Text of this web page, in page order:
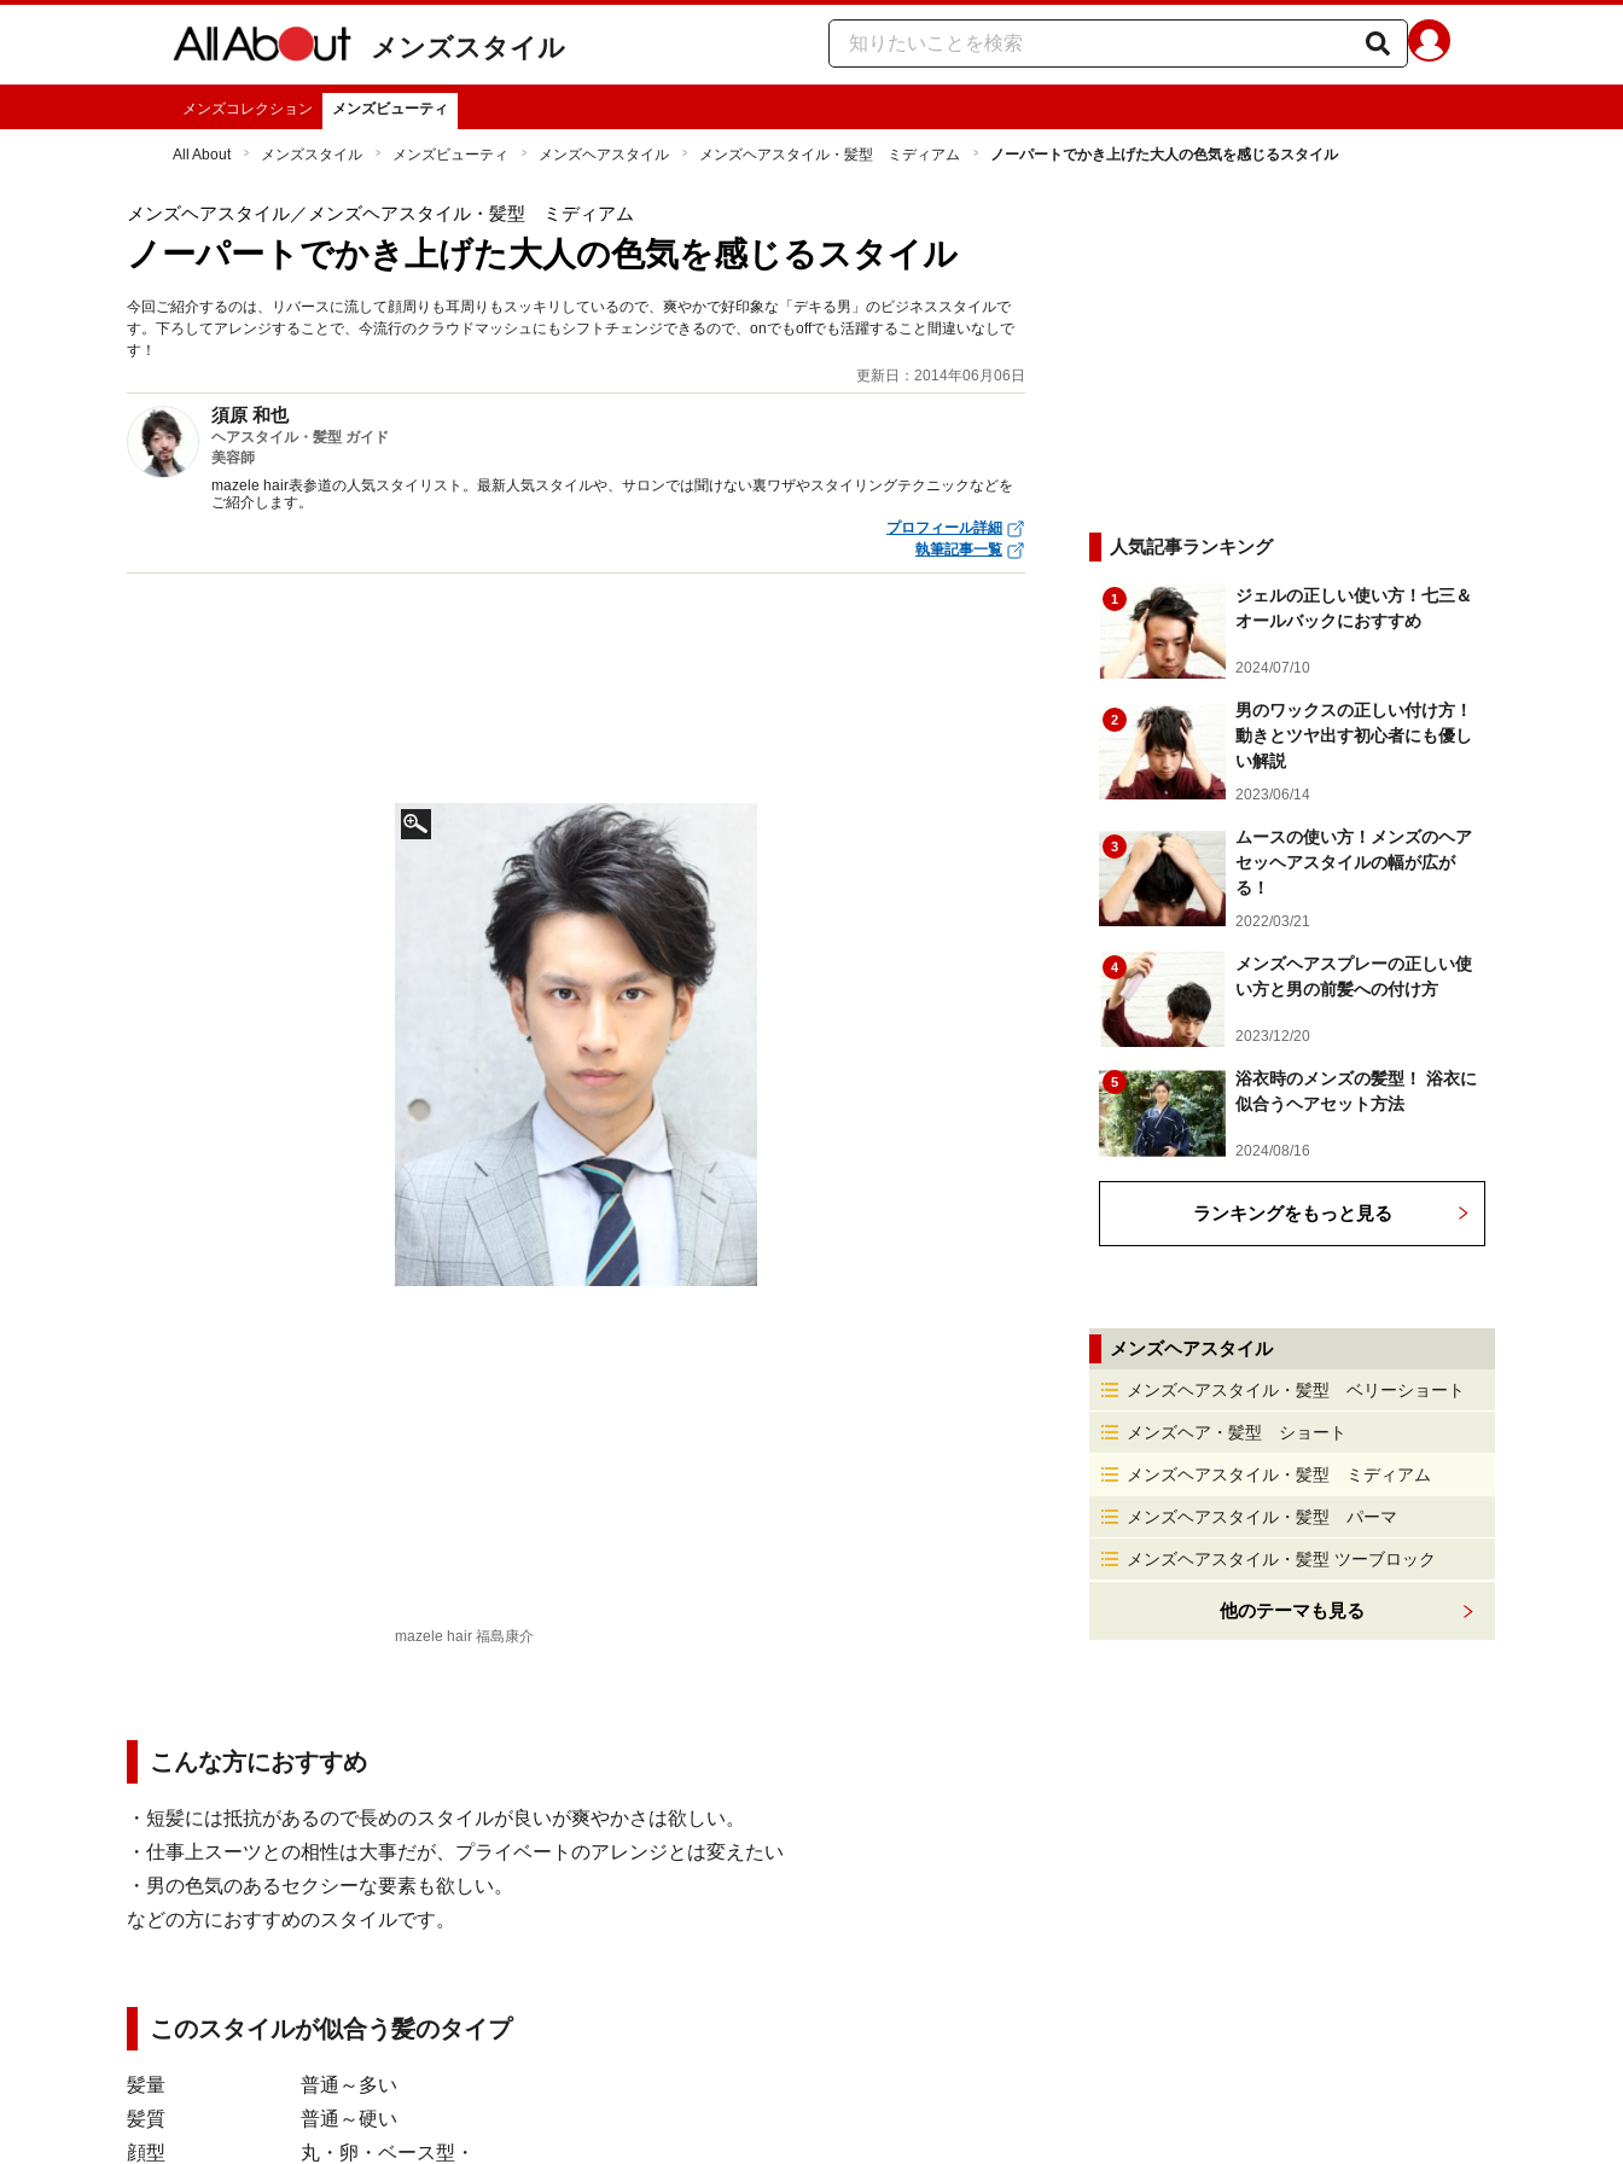
メンズスタイル
メンズコレクション メンズビューティ
All About メンズスタイル メンズビューティ メンズヘアスタイル メンズヘアスタイル・髪型 ミディアム ノーパートでかき上げた大人の色気を感じるスタイル
メンズヘアスタイル／メンズヘアスタイル・髪型 ミディアム
ノーパートでかき上げた大人の色気を感じるスタイル
今回ご紹介するのは、リバースに流して顔周りも耳周りもスッキリしているので、爽やかで好印象な「デキる男」のビジネススタイルで
す。下ろしてアレンジすることで、今流行のクラウドマッシュにもシフトチェンジできるので、onでもoffでも活躍すること間違いなしで
す！
更新日：2014年06月06日
須原 和也
ヘアスタイル・髪型 ガイド
美容師
mazele hair表参道の人気スタイリスト。最新人気スタイルや、サロンでは聞けない裏ワザやスタイリングテクニックなどを
ご紹介します。
プロフィール詳細
執筆記事一覧
mazele hair 福島康介
こんな方におすすめ
・短髪には抵抗があるので長めのスタイルが良いが爽やかさは欲しい。
・仕事上スーツとの相性は大事だが、プライベートのアレンジとは変えたい
・男の色気のあるセクシーな要素も欲しい。
などの方におすすめのスタイルです。
このスタイルが似合う髪のタイプ
髪量 普通～多い
髪質 普通～硬い
顔型 丸・卵・ベース型・
人気記事ランキング
1
ジェルの正しい使い方！七三＆
オールバックにおすすめ
2024/07/10
2
男のワックスの正しい付け方！
動きとツヤ出す初心者にも優し
い解説
2023/06/14
3
ムースの使い方！メンズのヘア
セッヘアスタイルの幅が広が
る！
2022/03/21
4
メンズヘアスプレーの正しい使
い方と男の前髪への付け方
2023/12/20
5
浴衣時のメンズの髪型！ 浴衣に
似合うヘアセット方法
2024/08/16
ランキングをもっと見る
メンズヘアスタイル
メンズヘアスタイル・髪型 ベリーショート
メンズヘア・髪型 ショート
メンズヘアスタイル・髪型 ミディアム
メンズヘアスタイル・髪型 パーマ
メンズヘアスタイル・髪型 ツーブロック
他のテーマも見る